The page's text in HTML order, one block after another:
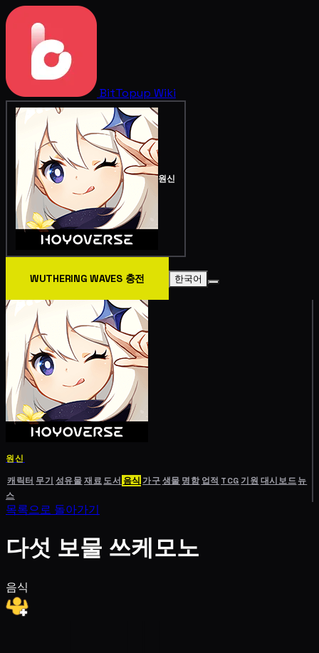
BitTopup Wiki
원신
WUTHERING WAVES 충전 한국어
원신
캐릭터 무기 성유물재료도서 음식 가구생물 명함 업적 TCG기원 대시보드뉴
스
목록으로 돌아가기
다섯 보물 쓰케모노
음식